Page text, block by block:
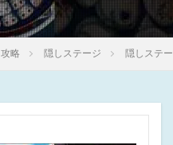
攻略 隠しステージ 隠しステ